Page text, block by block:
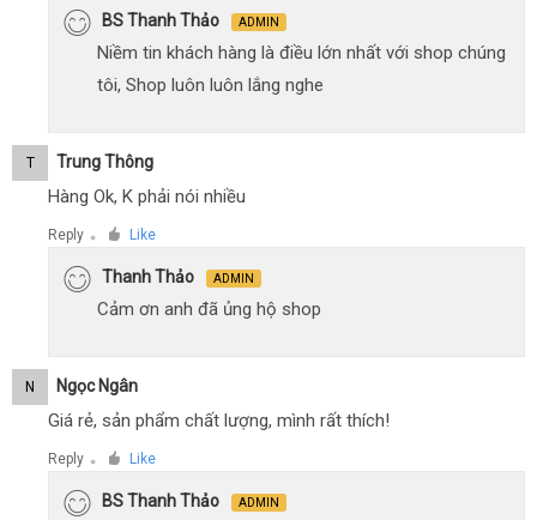
BS Thanh Thảo ADMIN
Niềm tin khách hàng là điều lớn nhất với shop chúng
tôi, Shop luôn luôn lắng nghe
T Trung Thông
Hàng Ok, K phải nói nhiều
Reply ● Like
Thanh Thảo ADMIN
Cảm ơn anh đã ủng hộ shop
N Ngọc Ngân
Giá rẻ, sản phẩm chất lượng, mình rất thích!
Reply ● Like
BS Thanh Thảo ADMIN